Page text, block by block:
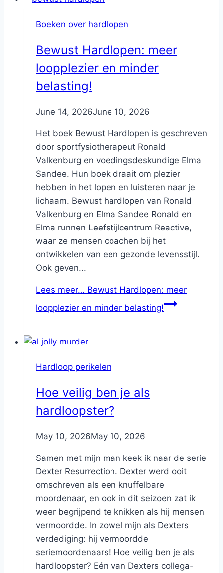
Boeken over hardlopen
Bewust Hardlopen: meer
loopplezier en minder
belasting!
ByNicole
June 14, 2026June 10, 2026
Het boek Bewust Hardlopen is geschreven
door sportfysiotherapeut Ronald
Valkenburg en voedingsdeskundige Elma
Sandee. Hun boek draait om plezier
hebben in het lopen en luisteren naar je
lichaam. Bewust hardlopen van Ronald
Valkenburg en Elma Sandee Ronald en
Elma runnen Leefstijlcentrum Reactive,
waar ze mensen coachen bij het
ontwikkelen van een gezonde levensstijl.
Ook geven...
Lees meer… Bewust Hardlopen: meer
loopplezier en minder belasting!
Hardloop perikelen
Hoe veilig ben je als
hardloopster?
ByNicole
May 10, 2026May 10, 2026
Samen met mijn man keek ik naar de serie
Dexter Resurrection. Dexter werd ooit
omschreven als een knuffelbare
moordenaar, en ook in dit seizoen zat ik
weer begrijpend te knikken als hij mensen
vermoordde. In zowel mijn als Dexters
verdediging: hij vermoordde
seriemoordenaars! Hoe veilig ben je als
hardloopster? Eén van Dexters collega-